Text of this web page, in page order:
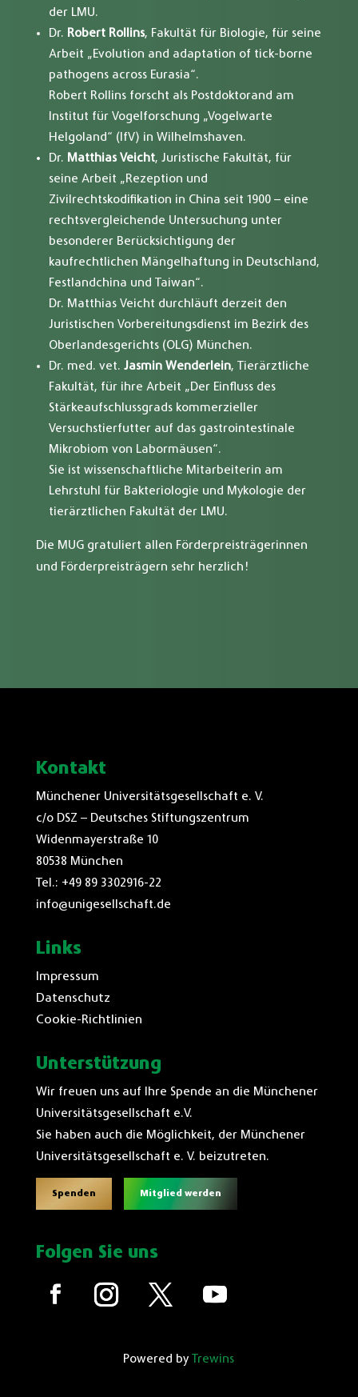
der LMU.
Dr. Robert Rollins, Fakultät für Biologie, für seine
Arbeit „Evolution and adaptation of tick-borne
pathogens across Eurasia“.
Robert Rollins forscht als Postdoktorand am
Institut für Vogelforschung „Vogelwarte
Helgoland“ (IfV) in Wilhelmshaven.
Dr. Matthias Veicht, Juristische Fakultät, für
seine Arbeit „Rezeption und
Zivilrechtskodifikation in China seit 1900 – eine
rechtsvergleichende Untersuchung unter
besonderer Berücksichtigung der
kaufrechtlichen Mängelhaftung in Deutschland,
Festlandchina und Taiwan“.
Dr. Matthias Veicht durchläuft derzeit den
Juristischen Vorbereitungsdienst im Bezirk des
Oberlandesgerichts (OLG) München.
Dr. med. vet. Jasmin Wenderlein, Tierärztliche
Fakultät, für ihre Arbeit „Der Einfluss des
Stärkeaufschlussgrads kommerzieller
Versuchstierfutter auf das gastrointestinale
Mikrobiom von Labormäusen“.
Sie ist wissenschaftliche Mitarbeiterin am
Lehrstuhl für Bakteriologie und Mykologie der
tierärztlichen Fakultät der LMU.
Die MUG gratuliert allen Förderpreisträgerinnen
und Förderpreisträgern sehr herzlich!
Kontakt
Münchener Universitätsgesellschaft e. V.
c/o DSZ – Deutsches Stiftungszentrum
Widenmayerstraße 10
80538 München
Tel.: +49 89 3302916-22
info@unigesellschaft.de
Links
Impressum
Datenschutz
Cookie-Richtlinien
Unterstützung
Wir freuen uns auf Ihre Spende an die Münchener
Universitätsgesellschaft e.V.
Sie haben auch die Möglichkeit, der Münchener
Universitätsgesellschaft e. V. beizutreten.
Spenden Mitglied werden
Folgen Sie uns
Powered by Trewins